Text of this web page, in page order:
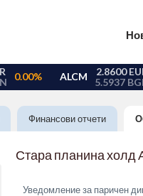
Финансови отчети
Стара планина холд
Уведомление за паричен